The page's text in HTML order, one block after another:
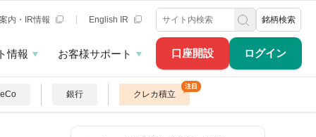
口座開設 ログイン
内・IR情報 English IR 銘柄検索
情報 お客様サポート
銀行 クレカ積立